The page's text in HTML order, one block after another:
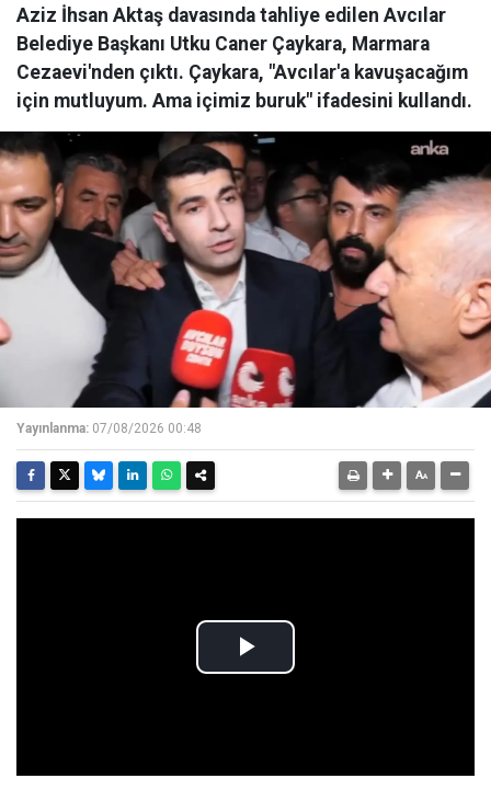
Aziz İhsan Aktaş davasında tahliye edilen Avcılar
Belediye Başkanı Utku Caner Çaykara, Marmara
Cezaevi'nden çıktı. Çaykara, "Avcılar'a kavuşacağım
için mutluyum. Ama içimiz buruk" ifadesini kullandı.
Yayınlanma: 07/08/2026 00:48